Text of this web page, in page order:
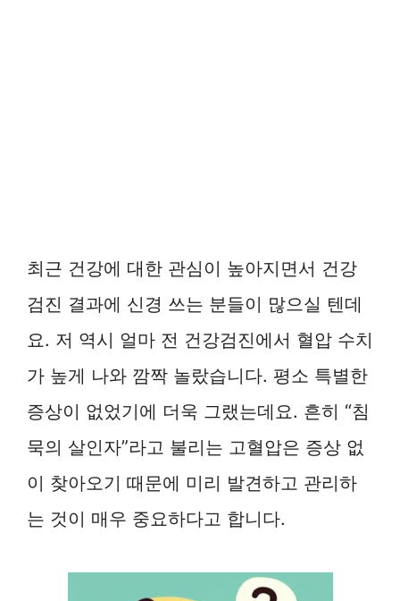
최근 건강에 대한 관심이 높아지면서 건강
검진 결과에 신경 쓰는 분들이 많으실 텐데
요. 저 역시 얼마 전 건강검진에서 혈압 수치
가 높게 나와 깜짝 놀랐습니다. 평소 특별한
증상이 없었기에 더욱 그랬는데요. 흔히 “침
묵의 살인자”라고 불리는 고혈압은 증상 없
이 찾아오기 때문에 미리 발견하고 관리하
는 것이 매우 중요하다고 합니다.